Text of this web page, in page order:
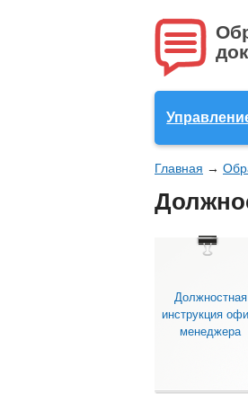
Главная →
Должностная
инструкция
менеджера